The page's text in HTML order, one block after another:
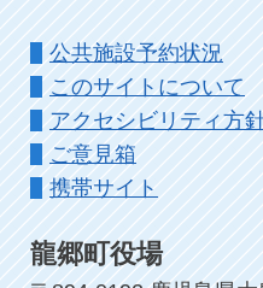
公共施設予約状況
このサイトについて
アクセシビリティ方
ご意見箱
携帯サイト
龍郷町役場